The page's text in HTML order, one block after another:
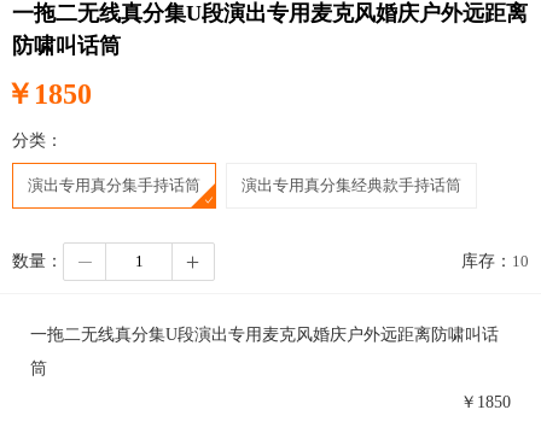
一拖二无线真分集U段演出专用麦克风婚庆户外远距离
防啸叫话筒
￥ 1850
分类：
演出专用真分集手持话筒 演出专用真分集经典款手持话筒
数量： 库存： 10
一拖二无线真分集U段演出专用麦克风婚庆户外远距离防啸叫话
筒
￥ 1850